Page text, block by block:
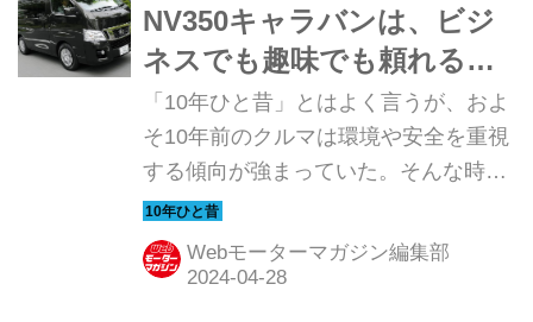
NV350キャラバンは、ビジ
ネスでも趣味でも頼れる相
棒として誕生した
「10年ひと昔」とはよく言うが、およ
そ10年前のクルマは環境や安全を重視
する傾向が強まっていた。そんな時代
のニューモデル試乗記を当時の記事と
写真で紹介していこう。今回は、日産
NV350キャラバンだ。
Webモーターマガジン編集部